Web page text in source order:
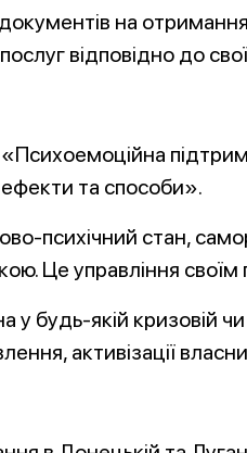
на
відповідно до
«Психоемоційна
ефекти та способи».
психічний стан,
Це управління
будь-якій кризовій
активізації